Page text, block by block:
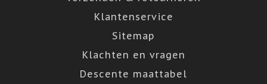
Klantenservice
Sitemap
Klachten en vragen
Descente maattabel